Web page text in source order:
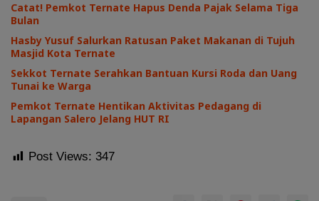
Catat! Pemkot Ternate Hapus Denda Pajak Selama Tiga
Bulan
Hasby Yusuf Salurkan Ratusan Paket Makanan di Tujuh
Masjid Kota Ternate
Sekkot Ternate Serahkan Bantuan Kursi Roda dan Uang
Tunai ke Warga
Pemkot Ternate Hentikan Aktivitas Pedagang di
Lapangan Salero Jelang HUT RI
Post Views: 347